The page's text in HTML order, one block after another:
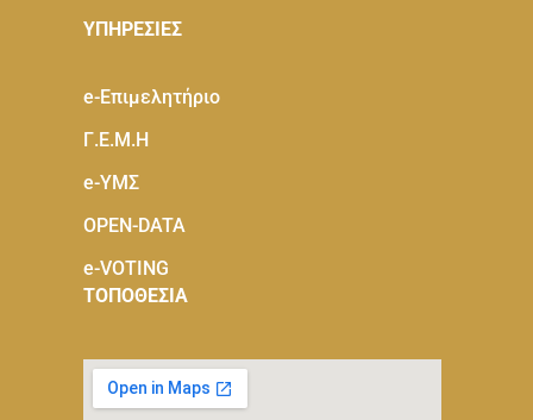
ΥΠΗΡΕΣΙΕΣ
e-Eπιμελητήριο
Γ.Ε.Μ.Η
e-ΥΜΣ
OPEN-DATA
e-VOTING
ΤΟΠΟΘΕΣΙΑ